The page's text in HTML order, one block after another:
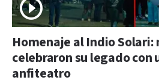
Homenaje al Indio Solari:
celebraron su legado con
anfiteatro